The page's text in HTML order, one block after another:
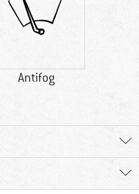
Antifog